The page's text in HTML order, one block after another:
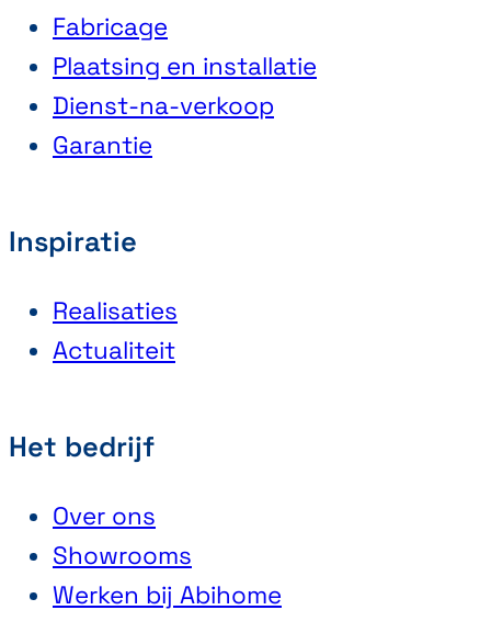
Fabricage
Plaatsing en installatie
Dienst-na-verkoop
Garantie
Inspiratie
Realisaties
Actualiteit
Het bedrijf
Over ons
Showrooms
Werken bij Abihome